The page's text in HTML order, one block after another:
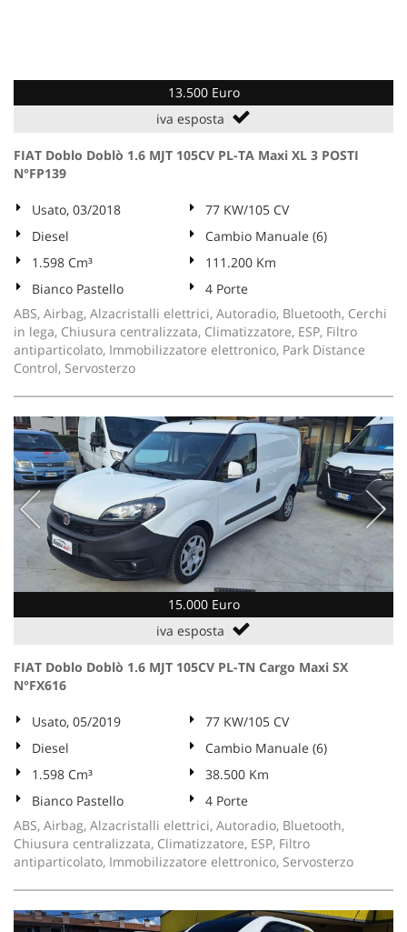
13.500 Euro
iva esposta
FIAT Doblo Doblò 1.6 MJT 105CV PL-TA Maxi XL 3 POSTI
N°FP139
Usato, 03/2018
77 KW/105 CV
Diesel
Cambio Manuale (6)
1.598 Cm³
111.200 Km
Bianco Pastello
4 Porte
ABS, Airbag, Alzacristalli elettrici, Autoradio, Bluetooth, Cerchi
in lega, Chiusura centralizzata, Climatizzatore, ESP, Filtro
antiparticolato, Immobilizzatore elettronico, Park Distance
Control, Servosterzo
15.000 Euro
iva esposta
FIAT Doblo Doblò 1.6 MJT 105CV PL-TN Cargo Maxi SX
N°FX616
Usato, 05/2019
77 KW/105 CV
Diesel
Cambio Manuale (6)
1.598 Cm³
38.500 Km
Bianco Pastello
4 Porte
ABS, Airbag, Alzacristalli elettrici, Autoradio, Bluetooth,
Chiusura centralizzata, Climatizzatore, ESP, Filtro
antiparticolato, Immobilizzatore elettronico, Servosterzo